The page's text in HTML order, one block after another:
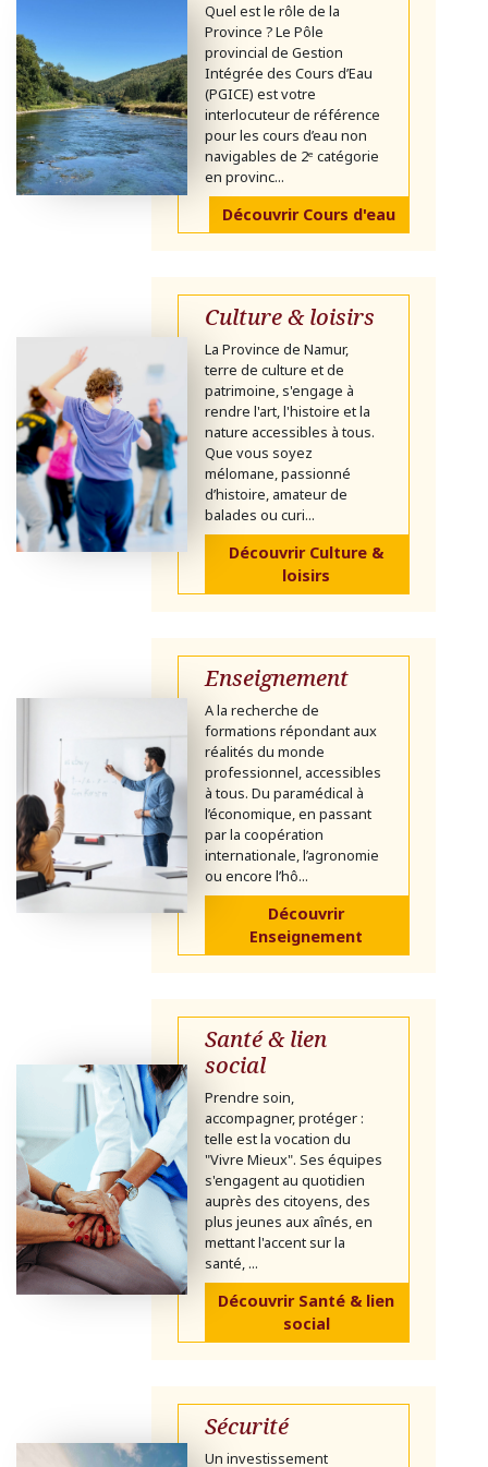
Quel est le rôle de la
Province ? Le Pôle
provincial de Gestion
Intégrée des Cours d’Eau
(PGICE) est votre
interlocuteur de référence
pour les cours d’eau non
navigables de 2ᵉ catégorie
en provinc...
Découvrir Cours d'eau
Culture & loisirs
La Province de Namur,
terre de culture et de
patrimoine, s'engage à
rendre l'art, l'histoire et la
nature accessibles à tous.
Que vous soyez
mélomane, passionné
d’histoire, amateur de
balades ou curi...
Découvrir Culture &
loisirs
Enseignement
A la recherche de
formations répondant aux
réalités du monde
professionnel, accessibles
à tous. Du paramédical à
l’économique, en passant
par la coopération
internationale, l’agronomie
ou encore l’hô...
Découvrir
Enseignement
Santé & lien
social
Prendre soin,
accompagner, protéger :
telle est la vocation du
"Vivre Mieux". Ses équipes
s'engagent au quotidien
auprès des citoyens, des
plus jeunes aux aînés, en
mettant l'accent sur la
santé, ...
Découvrir Santé & lien
social
Sécurité
Un investissement